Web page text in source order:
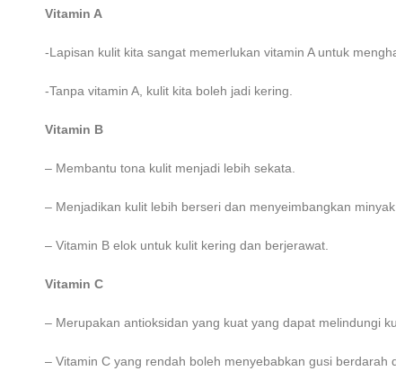
Vitamin A
-Lapisan kulit kita sangat memerlukan vitamin A untuk
-Tanpa vitamin A, kulit kita boleh jadi kering.
Vitamin B
– Membantu tona kulit menjadi lebih sekata.
– Menjadikan kulit lebih berseri dan menyeimbangkan minyak
– Vitamin B elok untuk kulit kering dan berjerawat.
Vitamin C
– Merupakan antioksidan yang kuat yang dapat melindungi
– Vitamin C yang rendah boleh menyebabkan gusi berdarah